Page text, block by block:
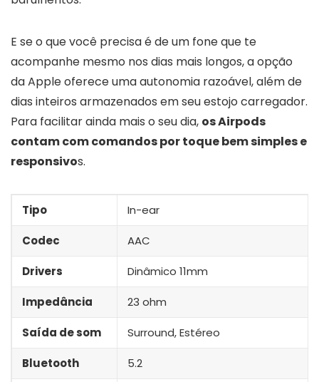
E se o que você precisa é de um fone que te
acompanhe mesmo nos dias mais longos, a opção
da Apple oferece uma autonomia razoável, além de
dias inteiros armazenados em seu estojo carregador.
Para facilitar ainda mais o seu dia, os Airpods
contam com comandos por toque bem simples e
responsivos.
Tipo In-ear
Codec AAC
Drivers Dinâmico 11mm
Impedância 23 ohm
Saída de som Surround, Estéreo
Bluetooth 5.2